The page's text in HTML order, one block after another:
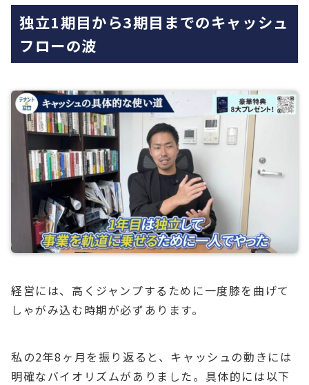
独立1期目から3期目までのキャッシュ
フローの波
経営には、高くジャンプするために一度膝を曲げて
しゃがみ込む時期が必ずあります。
私の2年8ヶ月を振り返ると、キャッシュの動きには
明確なバイオリズムがありました。具体的には以下